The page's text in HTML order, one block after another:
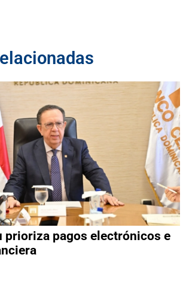
prioriza pagos electrónicos e